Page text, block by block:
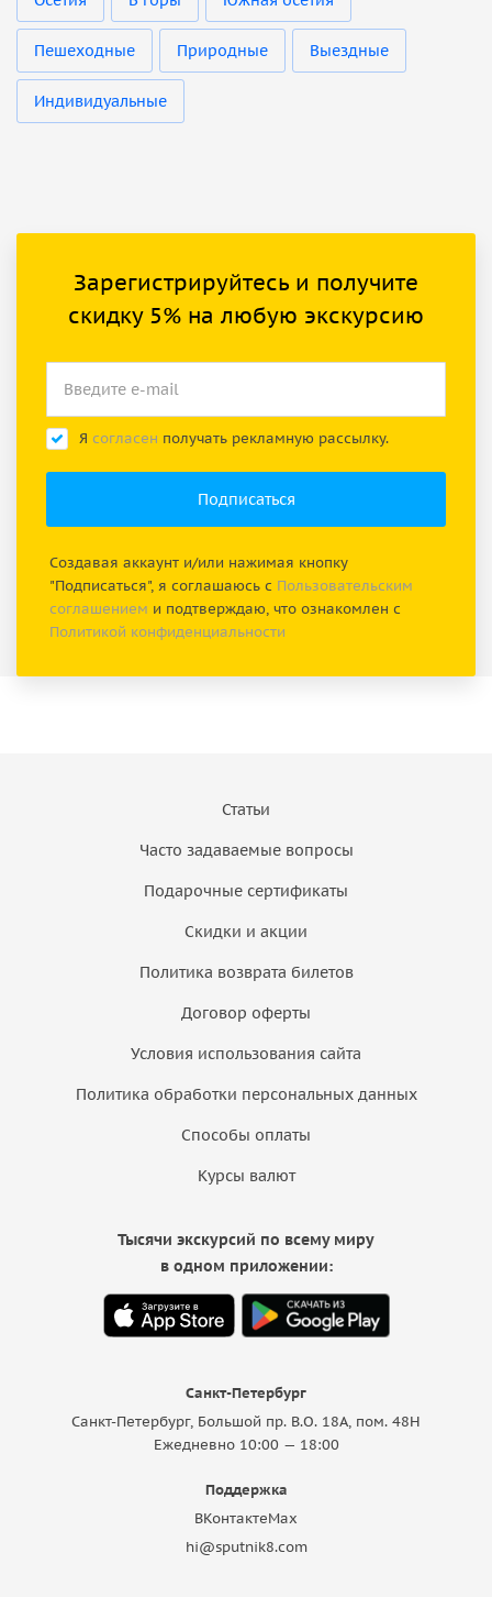
Пешеходные Природные Выездные
Индивидуальные
Зарегистрируйтесь и получите
скидку 5% на любую экскурсию
Я согласен получать рекламную рассылку.
Создавая аккаунт и/или нажимая кнопку
"Подписаться", я соглашаюсь с Пользовательским
соглашением и подтверждаю, что ознакомлен с
Политикой конфиденциальности
Статьи
Часто задаваемые вопросы
Подарочные сертификаты
Скидки и акции
Политика возврата билетов
Договор оферты
Условия использования сайта
Политика обработки персональных данных
Способы оплаты
Курсы валют
Санкт-Петербург
Санкт-Петербург, Большой пр. В.О. 18A, пом. 48Н
Ежедневно 10:00 — 18:00
Поддержка
ВКонтактеMax
hi@sputnik8.com
Тысячи экскурсий по всему миру
в одном приложении: